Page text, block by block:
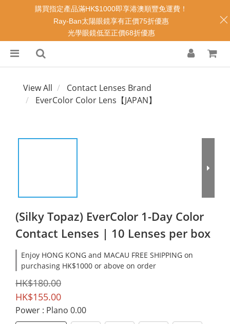
View All
Contact Lenses Brand
EverColor Color Lens【JAPAN】
(Silky Topaz) EverColor 1-Day Color
Contact Lenses | 10 Lenses per box
Enjoy HONG KONG and MACAU FREE SHIPPING on
purchasing HK$1000 or above on order
HK$180.00
HK$155.00
Power : Plano 0.00
購買指定產品滿HK$1000即享港澳順豐免運費！
Ray-Ban太陽眼鏡享有正價75折優惠
光學眼鏡低至正價68折優惠